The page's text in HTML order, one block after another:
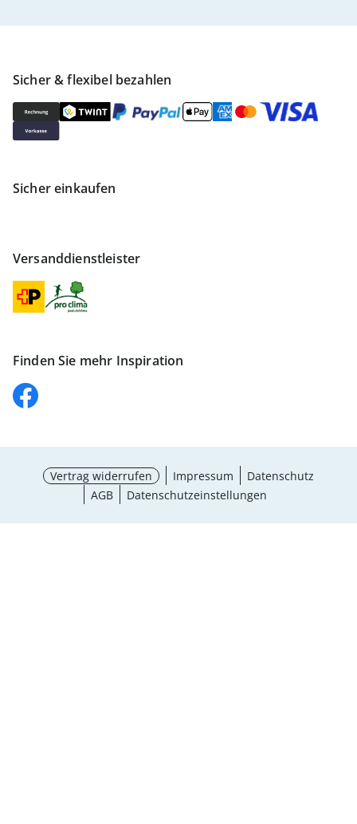
Sicher & flexibel bezahlen
Sicher einkaufen
Versanddienstleister
Finden Sie mehr Inspiration
Vertrag widerrufen Impressum
Datenschutz
AGB
Datenschutzeinstellungen